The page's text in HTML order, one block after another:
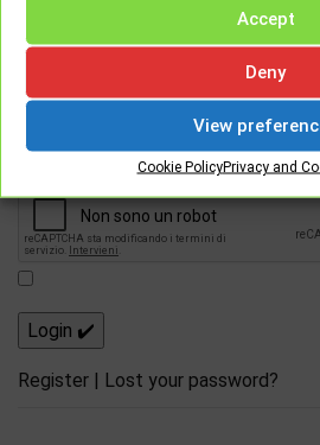
Accept
Deny
View
Cookie PolicyPrivacy and
[apsl-login-lite login]
Register | Lost your password?